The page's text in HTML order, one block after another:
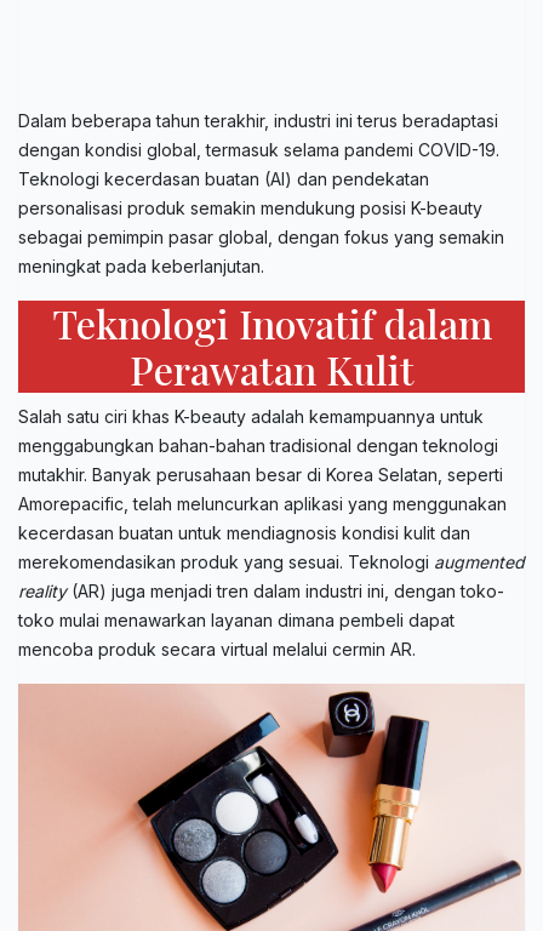
Dalam beberapa tahun terakhir, industri ini terus beradaptasi
dengan kondisi global, termasuk selama pandemi COVID-19.
Teknologi kecerdasan buatan (AI) dan pendekatan
personalisasi produk semakin mendukung posisi K-beauty
sebagai pemimpin pasar global, dengan fokus yang semakin
meningkat pada keberlanjutan.
Teknologi Inovatif dalam
Perawatan Kulit
Salah satu ciri khas K-beauty adalah kemampuannya untuk
menggabungkan bahan-bahan tradisional dengan teknologi
mutakhir. Banyak perusahaan besar di Korea Selatan, seperti
Amorepacific, telah meluncurkan aplikasi yang menggunakan
kecerdasan buatan untuk mendiagnosis kondisi kulit dan
merekomendasikan produk yang sesuai. Teknologi augmented
reality(AR) juga menjadi tren dalam industri ini, dengan toko-
toko mulai menawarkan layanan dimana pembeli dapat
mencoba produk secara virtual melalui cermin AR.